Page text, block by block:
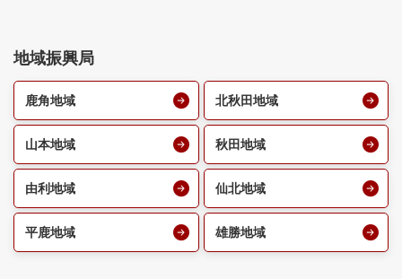
地域振興局
鹿角地域 北秋田地域
山本地域 秋田地域
由利地域 仙北地域
平鹿地域 雄勝地域